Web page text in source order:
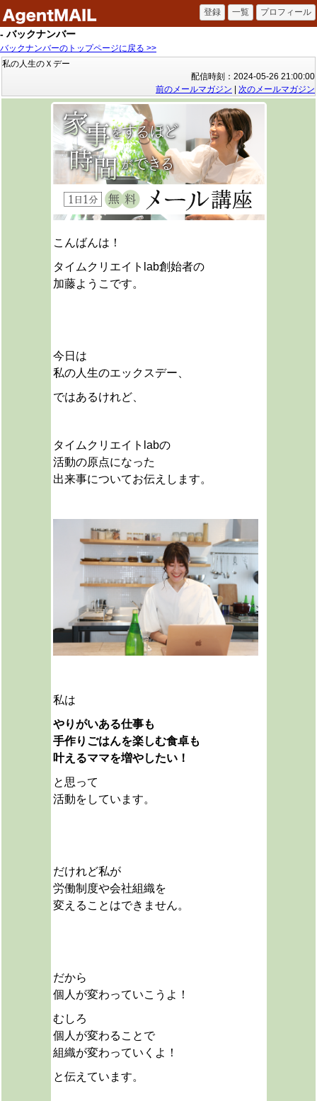
- バックナンバー
バックナンバーのトップページに戻る >>
私の人生のＸデー
配信時刻：2024-05-26 21:00:00
前のメールマガジン
次のメールマガジン
こんばんは！
タイムクリエイトlab創始者の
加藤ようこです。
今日は
私の人生のエックスデー、
ではあるけれど、
タイムクリエイトlabの
活動の原点になった
出来事についてお伝えします。
私は
やりがいある仕事も
手作りごはんを楽しむ食卓も
叶えるママを増やしたい！
と思って
活動をしています。
だけれど私が
労働制度や会社組織を
変えることはできません。
だから
個人が変わっていこうよ！
むしろ
個人が変わることで
組織が変わっていくよ！
と伝えています。